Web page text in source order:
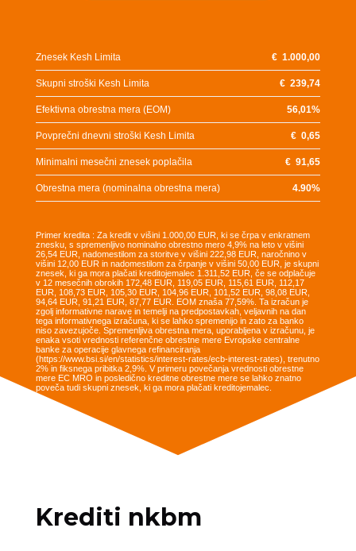
Znesek Kesh Limita €1.000,00
Skupni stroški Kesh Limita €239,74
Efektivna obrestna mera (EOM) 56,01%
Povprečni dnevni stroški Kesh Limita €0,65
Minimalni mesečni znesek poplačila €91,65
Obrestna mera (nominalna obrestna mera) 4.90%
Primer kredita : Za kredit v višini 1.000,00 EUR, ki se črpa v enkratnem
znesku, s spremenljivo nominalno obrestno mero 4,9% na leto v višini
26,54 EUR, nadomestilom za storitve v višini 222,98 EUR, naročnino v
višini 12,00 EUR in nadomestilom za črpanje v višini 50,00 EUR, je skupni
znesek, ki ga mora plačati kreditojemalec 1.311,52 EUR, če se odplačuje
v 12 mesečnih obrokih 172,48 EUR, 119,05 EUR, 115,61 EUR, 112,17
EUR, 108,73 EUR, 105,30 EUR, 104,96 EUR, 101,52 EUR, 98,08 EUR,
94,64 EUR, 91,21 EUR, 87,77 EUR. EOM znaša 77,59%. Ta izračun je
zgolj informativne narave in temelji na predpostavkah, veljavnih na dan
tega informativnega izračuna, ki se lahko spremenijo in zato za banko
niso zavezujoče. Spremenljiva obrestna mera, uporabljena v izračunu, je
enaka vsoti vrednosti referenčne obrestne mere Evropske centralne
banke za operacije glavnega refinanciranja
(https://www.bsi.si/en/statistics/interest-rates/ecb-interest-rates), trenutno
2% in fiksnega pribitka 2,9%. V primeru povečanja vrednosti obrestne
mere EC MRO in posledično kreditne obrestne mere se lahko znatno
poveča tudi skupni znesek, ki ga mora plačati kreditojemalec.
Krediti nkbm